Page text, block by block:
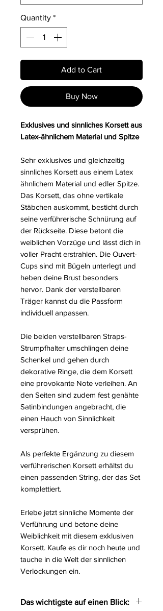
Quantity *
Add to Cart
Buy Now
Exklusives und sinnliches Korsett aus
Latex-ähnlichem Material und Spitze
Sehr exklusives und gleichzeitig
sinnliches Korsett aus einem Latex
ähnlichem Material und edler Spitze.
Das Korsett, das ohne vertikale
Stäbchen auskommt, besticht durch
seine verführerische Schnürung auf
der Rückseite. Diese betont die
weiblichen Vorzüge und lässt dich in
voller Pracht erstrahlen. Die Ouvert-
Cups sind mit Bügeln unterlegt und
heben deine Brust besonders
hervor. Dank der verstellbaren
Träger kannst du die Passform
individuell anpassen.
Die beiden verstellbaren Straps-
Strumpfhalter umschlingen deine
Schenkel und gehen durch
dekorative Ringe, die dem Korsett
eine provokante Note verleihen. An
den Seiten sind zudem fest genähte
Satinbindungen angebracht, die
einen Hauch von Sinnlichkeit
versprühen.
Als perfekte Ergänzung zu diesem
verführerischen Korsett erhältst du
einen passenden String, der das Set
komplettiert.
Erlebe jetzt sinnliche Momente der
Verführung und betone deine
Weiblichkeit mit diesem exklusiven
Korsett. Kaufe es dir noch heute und
tauche in die Welt der sinnlichen
Verlockungen ein.
Das wichtigste auf einen Blick: